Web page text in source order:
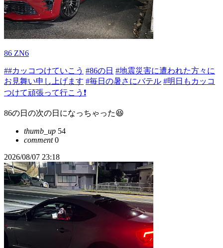
86 ZN6
##カッコつけていこう #86の日 #地震災害に遭われた方々に
お見舞い申し上げます #毎日の暑さにバテル #明日もカッコ
つけて頑張って行こう❗️
86の日の次の日になっちゃった😆
thumb_up 54
comment0
2026/08/07 23:18